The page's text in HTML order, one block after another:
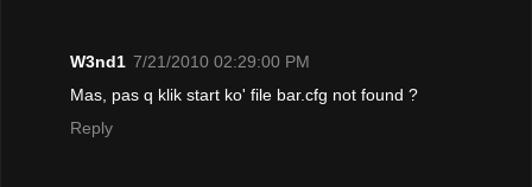
W3nd1 7/21/2010 02:29:00 PM
Mas, pas q klik start ko' file bar.cfg not found ?
Reply